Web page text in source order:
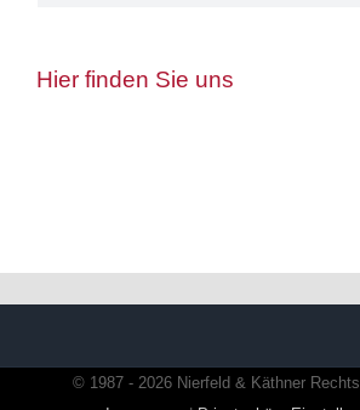
Hier finden Sie uns
© 1987 - 2026 Nierfeld & Käthner